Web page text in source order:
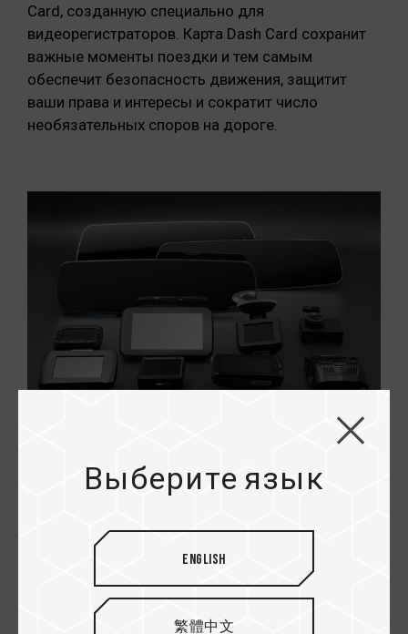
Card, созданную специально для
видеорегистраторов. Карта Dash Card сохранит
важные моменты поездки и тем самым
обеспечит безопасность движения, защитит
ваши права и интересы и сократит число
необязательных споров на дороге.
Лучшая карта для
видеорегистраторов
создана специально с расчетом на
видеорегистраторы. Тестирование карты с
видеорегистраторами многих крупных
производителей показало, что она наилучшим
Выберите язык
English
繁體中文